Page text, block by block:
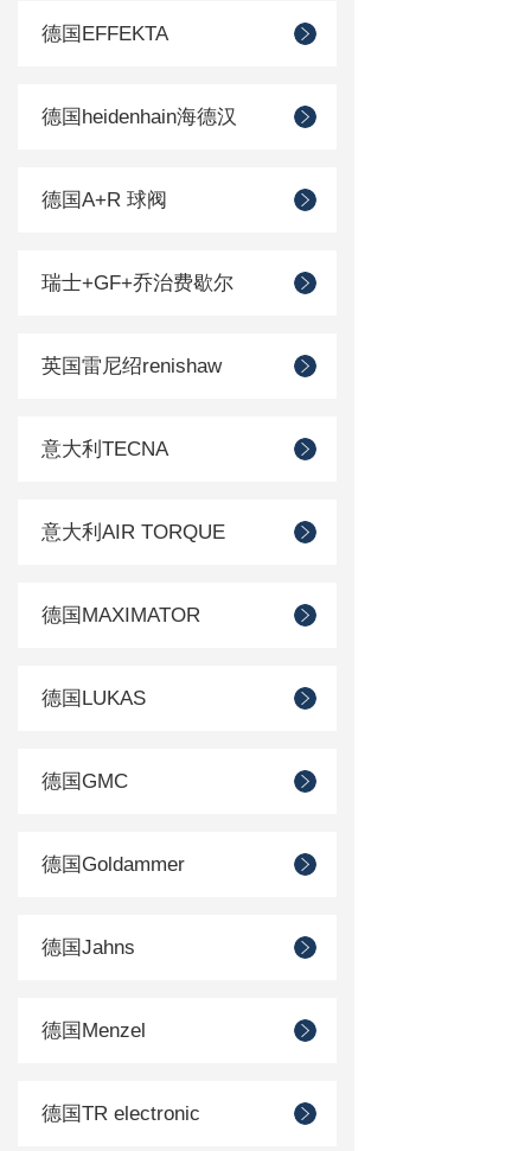
德国EFFEKTA
德国heidenhain海德汉
德国A+R 球阀
瑞士+GF+乔治费歇尔
英国雷尼绍renishaw
意大利TECNA
意大利AIR TORQUE
德国MAXIMATOR
德国LUKAS
德国GMC
德国Goldammer
德国Jahns
德国Menzel
德国TR electronic